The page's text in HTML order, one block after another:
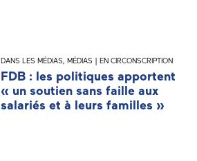
DANS LES MÉDIAS, MÉDIAS | EN CIRCONSCRIPTION
FDB : les politiques apportent
« un soutien sans faille aux
salariés et à leurs familles »